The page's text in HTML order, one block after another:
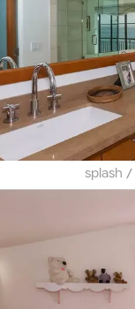
/
splash